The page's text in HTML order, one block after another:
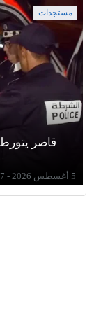
مستجدات
قاصر
5 أغسطس 2026 - 8:17